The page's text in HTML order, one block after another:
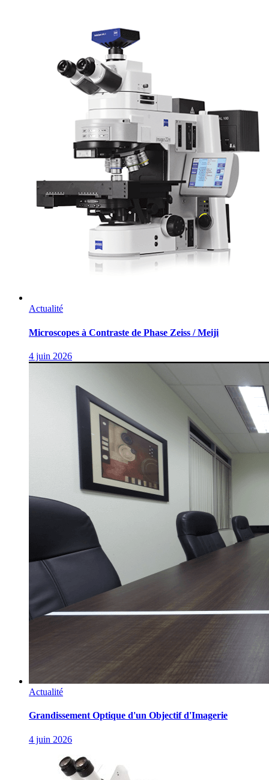
Actualité
Microscopes à Contraste de Phase Zeiss / Meiji
4 juin 2026
Actualité
Grandissement Optique d'un Objectif d'Imagerie
4 juin 2026